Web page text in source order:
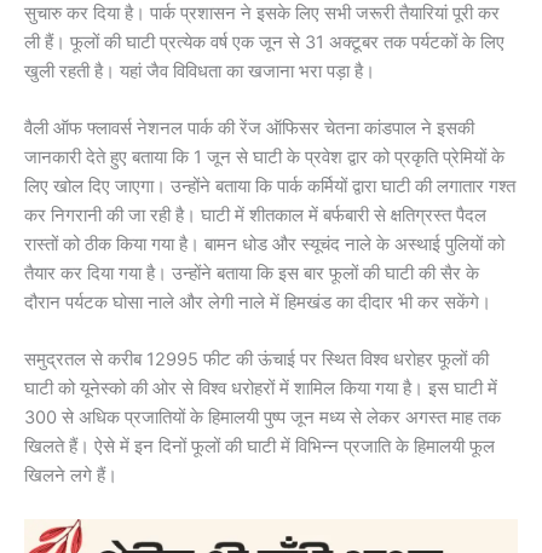
सुचारु कर दिया है। पार्क प्रशासन ने इसके लिए सभी जरूरी तैयारियां पूरी कर
ली हैं। फूलों की घाटी प्रत्येक वर्ष एक जून से 31 अक्टूबर तक पर्यटकों के लिए
खुली रहती है। यहां जैव विविधता का खजाना भरा पड़ा है।
वैली ऑफ फ्लावर्स नेशनल पार्क की रेंज ऑफिसर चेतना कांडपाल ने इसकी
जानकारी देते हुए बताया कि 1 जून से घाटी के प्रवेश द्वार को प्रकृति प्रेमियों के
लिए खोल दिए जाएगा। उन्होंने बताया कि पार्क कर्मियों द्वारा घाटी की लगातार गश्त
कर निगरानी की जा रही है। घाटी में शीतकाल में बर्फबारी से क्षतिग्रस्त पैदल
रास्तों को ठीक किया गया है। बामन धोड और स्यूचंद नाले के अस्थाई पुलियों को
तैयार कर दिया गया है। उन्होंने बताया कि इस बार फूलों की घाटी की सैर के
दौरान पर्यटक घोसा नाले और लेगी नाले में हिमखंड का दीदार भी कर सकेंगे।
समुद्रतल से करीब 12995 फीट की ऊंचाई पर स्थित विश्व धरोहर फूलों की
घाटी को यूनेस्को की ओर से विश्व धरोहरों में शामिल किया गया है। इस घाटी में
300 से अधिक प्रजातियों के हिमालयी पुष्प जून मध्य से लेकर अगस्त माह तक
खिलते हैं। ऐसे में इन दिनों फूलों की घाटी में विभिन्न प्रजाति के हिमालयी फूल
खिलने लगे हैं।